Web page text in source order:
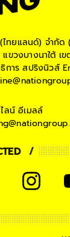
ทยแลนด์) จำกัด
แขวงบางนาใต้ เ
การ สปริงนิวส์
ลน์ อีเมลล์